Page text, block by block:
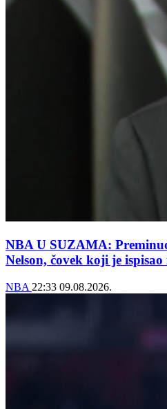
NBA U SUZAMA:
Nelson, čovek koji je
NBA 22:33 09.08.2026.